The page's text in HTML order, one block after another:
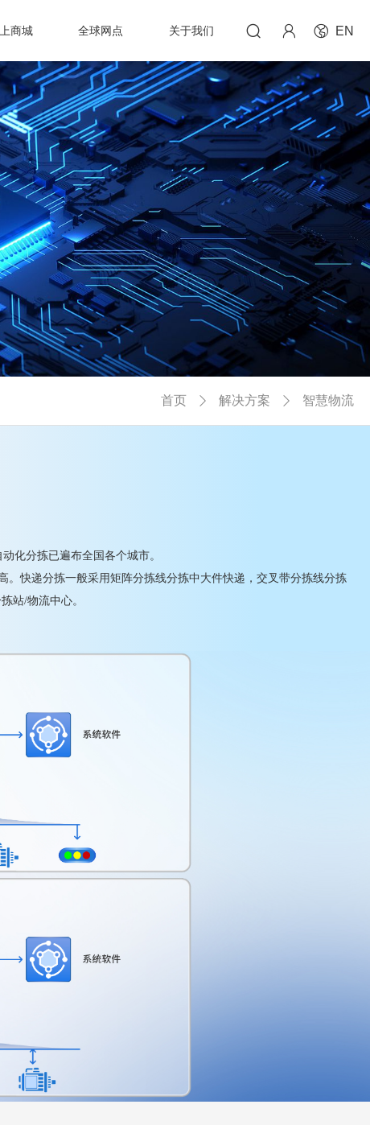
商城 全球网点 关于我们    EN
首页  解决方案  智慧物流
化分拣已遍布全国各个城市。
。快递分拣一般采用矩阵分拣线分拣中大件快递，交叉带分拣线分拣
站/物流中心。